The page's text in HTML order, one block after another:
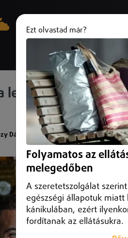
+36 (20) 316
lesz Vitézy
Dávid közlekedési és beruházási
Ezt olvastad már?
Folyamatos az
melegedőben
A szeretetszolgálat
egészségi állapotuk
kánikulában, ezért
fordítanak az ellátásukra.